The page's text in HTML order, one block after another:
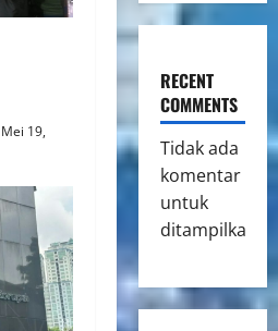
Mei 19,
RECENT
COMMENTS
Tidak ada
komentar
untuk
ditampilkan.